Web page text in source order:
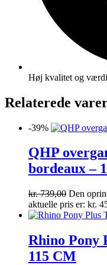
Høj kvalitet og
Relaterede
-39%
QHP
bordeaux –
kr.739,00 Den
aktuelle pris er: kr.
Rhino Pony
115 CM